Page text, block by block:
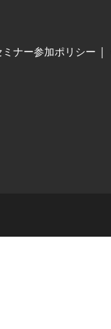
ミナー参加ポリシー